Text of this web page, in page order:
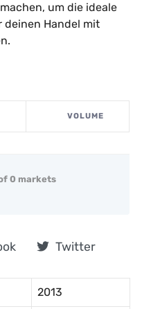
um die ideale
Handel mit
VOLUME
0 markets
Twitter
2013